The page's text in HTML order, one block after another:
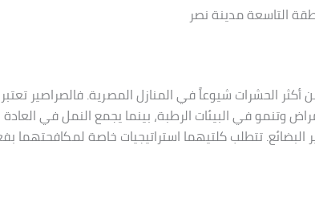
التاسعة مدينة نصر
أكثر الحشرات شيوعاً في المنازل المصرية. فالصراصير
وتنمو في البيئات الرطبة، بينما يجمع النمل في
البضائع. تتطلب كلتيهما استراتيجيات خاصة لمكافحتهما